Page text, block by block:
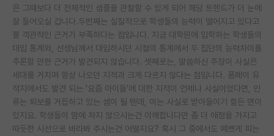
은 그때보다 더 전체적인 샘플을 관찰할 수 있게 되어 해당 트렌드가 더 눈에
잘 들어오실 겁니다.두번째는 실질적으로 학생들의 능력이 떨어지고 있다고
볼 객관적인 근거가 부족하다는 점입니다. 지금 대학원에 입학하는 학생들의
대입 통계와, 선생님께서 대입하시던 시절의 통계에서 두 집단의 능력차이를
추론할 만한 근거가 발견되지 않습니다. 셋째로는, 말씀하신 주장이 사실은
세대를 거치며 항상 나오던 지적과 크게 다르지 않다는 점입니다. 폼페이 유
적지에서도 발견 되는 '요즘 아이들'에 대한 지적이 언제나 사실이었다면, 인
류는 퇴보를 거듭하고 있는 셈이 될 텐데, 이는 사실로 받아들이기 힘든 면이
있지요. 학생들이 맘에 차지 않으시는건 이해합니다만 좀 더 애정을 가지고
따듯한 시선으로 바라봐 주시는건 어떨지요? 혹시 그 중에서도 예쁘게 피는